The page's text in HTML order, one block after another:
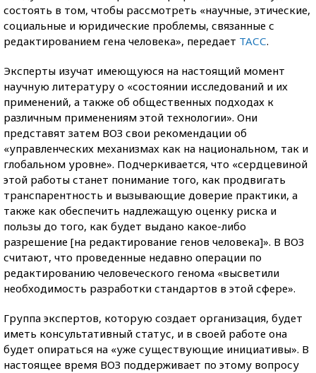
состоять в том, чтобы рассмотреть «научные, этические,
социальные и юридические проблемы, связанные с
редактированием гена человека», передает ТАСС.
Эксперты изучат имеющуюся на настоящий момент
научную литературу о «состоянии исследований и их
применений, а также об общественных подходах к
различным применениям этой технологии». Они
представят затем ВОЗ свои рекомендации об
«управленческих механизмах как на национальном, так и
глобальном уровне». Подчеркивается, что «сердцевиной
этой работы станет понимание того, как продвигать
транспарентность и вызывающие доверие практики, а
также как обеспечить надлежащую оценку риска и
пользы до того, как будет выдано какое-либо
разрешение [на редактирование генов человека]». В ВОЗ
считают, что проведенные недавно операции по
редактированию человеческого генома «высветили
необходимость разработки стандартов в этой сфере».
Группа экспертов, которую создает организация, будет
иметь консультативный статус, и в своей работе она
будет опираться на «уже существующие инициативы». В
настоящее время ВОЗ поддерживает по этому вопросу